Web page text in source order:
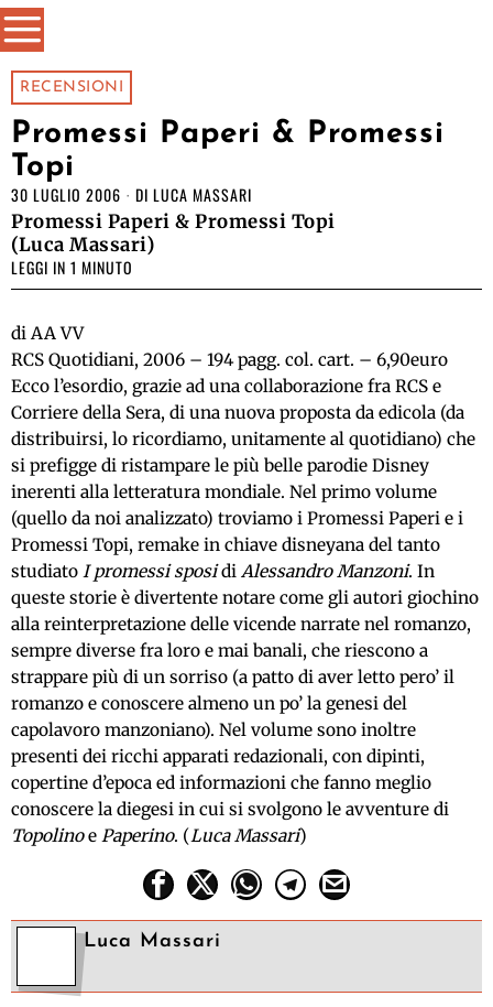
RECENSIONI
Promessi Paperi & Promessi
Topi
30 LUGLIO 2006 DI LUCA MASSARI
Promessi Paperi & Promessi Topi
(Luca Massari)
LEGGI IN 1 MINUTO
di AA VV
RCS Quotidiani, 2006 – 194 pagg. col. cart. – 6,90euro
Ecco l’esordio, grazie ad una collaborazione fra RCS e
Corriere della Sera, di una nuova proposta da edicola (da
distribuirsi, lo ricordiamo, unitamente al quotidiano) che
si prefigge di ristampare le più belle parodie Disney
inerenti alla letteratura mondiale. Nel primo volume
(quello da noi analizzato) troviamo i Promessi Paperi e i
Promessi Topi, remake in chiave disneyana del tanto
studiato I promessi sposidi Alessandro Manzoni. In
queste storie è divertente notare come gli autori giochino
alla reinterpretazione delle vicende narrate nel romanzo,
sempre diverse fra loro e mai banali, che riescono a
strappare più di un sorriso (a patto di aver letto pero’ il
romanzo e conoscere almeno un po’ la genesi del
capolavoro manzoniano). Nel volume sono inoltre
presenti dei ricchi apparati redazionali, con dipinti,
copertine d’epoca ed informazioni che fanno meglio
conoscere la diegesi in cui si svolgono le avventure di
Topolinoe Paperino. (Luca Massari)
Luca Massari